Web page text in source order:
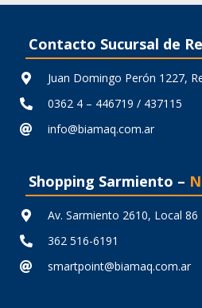
$ 57.772,63.$ 46.218,10.
Contacto Sucursal de
Juan Domingo Perón 1227,
0362 4 – 446719 / 437115
info@biamaq.com.ar
Shopping Sarmiento –
Av. Sarmiento 2610, Local 86
362 516-6191
smartpoint@biamaq.com.ar